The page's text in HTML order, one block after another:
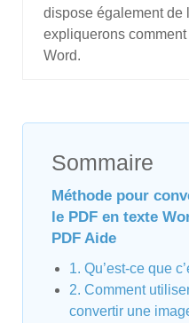
dispose également de
expliquerons
Word.
Sommaire
Méthode pour
le PDF en texte
PDF Aide
1. Qu’est-ce que
2. Comment
convertir une